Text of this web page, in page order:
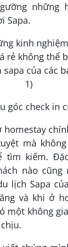
những
Sapa.
góc check in
homestay
mà
tìm kiếm.
nào cũng
lịch Sapa
và khi ở
một không